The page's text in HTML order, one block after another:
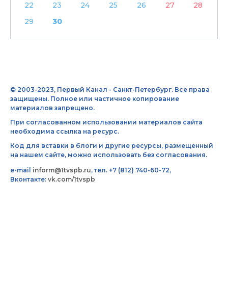
22
23 24 25 26 27
28
29
30
© 2003-2023, Первый Канал - Санкт-Петербург. Все права
защищены. Полное или частичное копирование
материалов запрещено.
При согласованном использовании материалов сайта
необходима ссылка на ресурс.
Код для вставки в блоги и другие ресурсы, размещенный
на нашем сайте, можно использовать без согласования.
e-mail inform@1tvspb.ru, тел. +7 (812) 740-60-72,
Вконтакте: vk.com/1tvspb